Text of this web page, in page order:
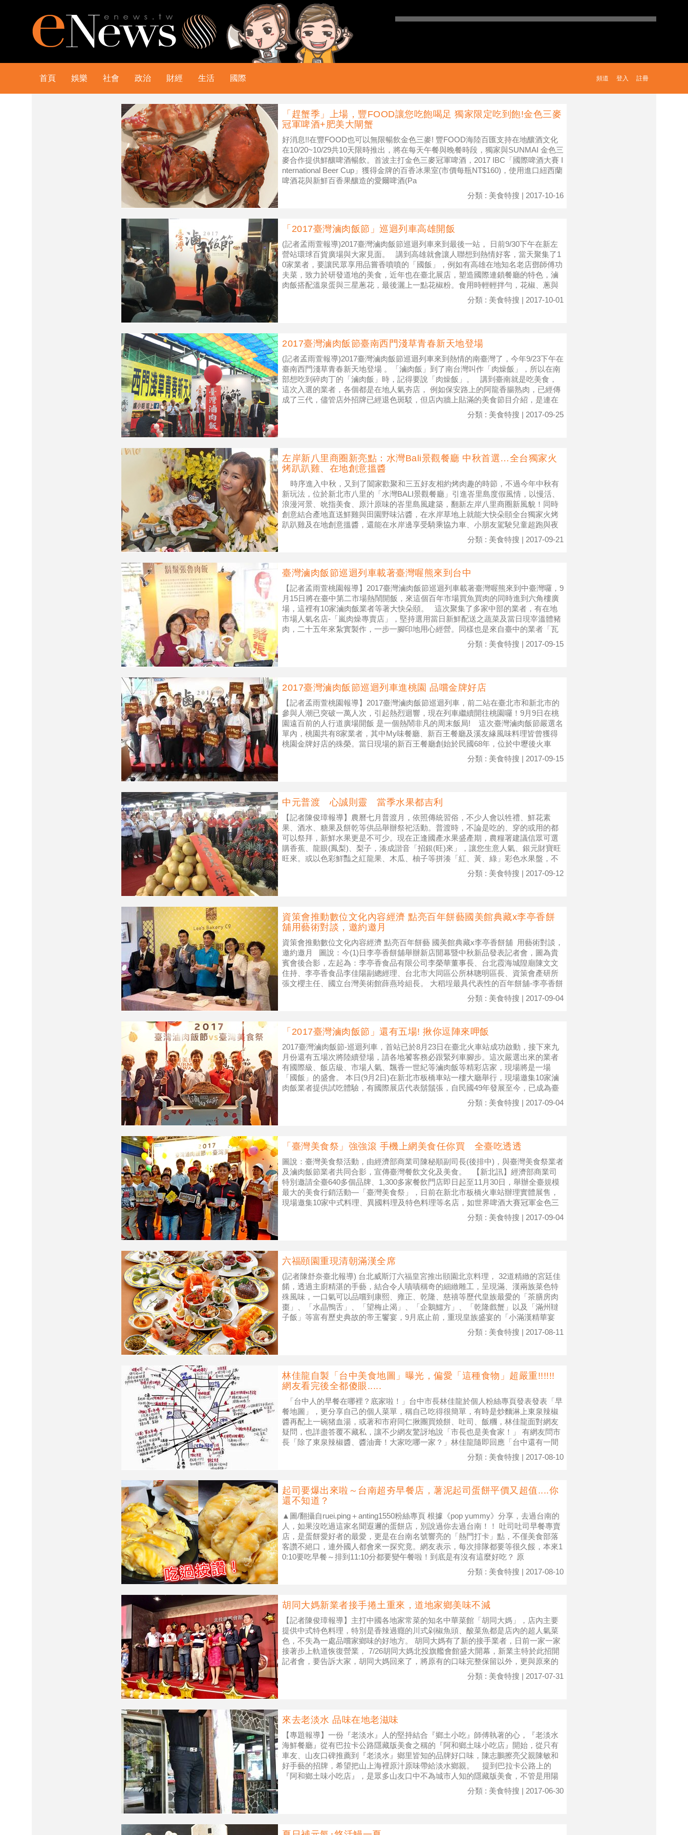
首頁 娛樂 社會 政治 財經 生活 國際 註冊
登入
頻道
「趕蟹季」上場，豐FOOD讓您吃飽喝足 獨家限定吃到飽!金色三麥
冠軍啤酒+肥美大閘蟹
好消息!!在豐FOOD也可以無限暢飲金色三麥! 豐FOOD海陸百匯支持在地釀酒文化
在10/20~10/29共10天限時推出，將在每天午餐與晚餐時段，獨家與SUNMAI 金色三
麥合作提供鮮釀啤酒暢飲。首波主打金色三麥冠軍啤酒，2017 IBC「國際啤酒大賽 I
nternational Beer Cup」獲得金牌的百香冰果室(市價每瓶NT$160)，使用進口紐西蘭
啤酒花與新鮮百香果釀造的愛爾啤酒(Pa
分類 : 美食特搜 | 2017-10-16
「2017臺灣滷肉飯節」巡迴列車高雄開飯
(記者孟雨萱報導)2017臺灣滷肉飯節巡迴列車來到最後一站， 日前9/30下午在新左
營站環球百貨廣場與大家見面。 講到高雄就會讓人聯想到熱情好客，當天聚集了1
0家業者，要讓民眾享用品嘗香噴噴的「國飯」，例如有高雄在地知名老店鄧師傅功
夫菜，致力於研發道地的美食，近年也在臺北展店，塑造國際連鎖餐廳的特色，滷
肉飯搭配溫泉蛋與三星蔥花，最後灑上一點花椒粉。食用時輕輕拌勻，花椒、蔥與
分類 : 美食特搜 | 2017-10-01
2017臺灣滷肉飯節臺南西門淺草青春新天地登場
(記者孟雨萱報導)2017臺灣滷肉飯節巡迴列車來到熱情的南臺灣了，今年9/23下午在
臺南西門淺草青春新天地登場 。「滷肉飯」到了南台灣叫作「肉燥飯」，所以在南
部想吃到碎肉丁的「滷肉飯」時，記得要說「肉燥飯」。 講到臺南就是吃美食，
這次入選的業者，各個都是在地人氣夯店， 例如保安路上的阿龍香腸熟肉，已經傳
成了三代，儘管店外招牌已經退色斑駁，但店內牆上貼滿的美食節目介紹，是連在
分類 : 美食特搜 | 2017-09-25
左岸新八里商圈新亮點：水灣Bali景觀餐廳 中秋首選…全台獨家火
烤趴趴雞、在地創意搵醬
時序進入中秋，又到了闔家歡聚和三五好友相約烤肉趣的時節，不過今年中秋有
新玩法，位於新北市八里的「水灣BALI景觀餐廳」引進峇里島度假風情，以慢活、
浪漫河景、吮指美食、原汁原味的峇里島風建築，翻新左岸八里商圈新風貌！同時
創意結合產地直送鮮雞與田園野味沾醬，在水岸草地上就能大快朵頤全台獨家火烤
趴趴雞及在地創意搵醬，還能在水岸邊享受騎乘協力車、小朋友駕駛兒童超跑與夜
分類 : 美食特搜 | 2017-09-21
臺灣滷肉飯節巡迴列車載著臺灣喔熊來到台中
【記者孟雨萱桃園報導】2017臺灣滷肉飯節巡迴列車載著臺灣喔熊來到中臺灣囉，9
月15日將在臺中第二市場熱鬧開飯，來這個百年市場買魚買肉的同時進到六角樓廣
場，這裡有10家滷肉飯業者等著大快朵頤。 這次聚集了多家中部的業者，有在地
市場人氣名店-「嵐肉燥專賣店」，堅持選用當日新鮮配送之蔬菜及當日現宰溫體豬
肉，二十五年來紮實製作，一步一腳印地用心經營。同樣也是來自臺中的業者「瓦
分類 : 美食特搜 | 2017-09-15
2017臺灣滷肉飯節巡迴列車進桃園 品嚐金牌好店
【記者孟雨萱桃園報導】2017臺灣滷肉飯節巡迴列車，前二站在臺北市和新北市的
參與人潮已突破一萬人次，引起熱烈迴響，現在列車繼續開往桃園囉！9月9日在桃
園遠百前的人行道廣場開飯 是一個熱鬧非凡的周末飯局! 這次臺灣滷肉飯節嚴選名
單內，桃園共有8家業者，其中My味餐廳、新百王餐廳及溪友緣風味料理皆曾獲得
桃園金牌好店的殊榮。當日現場的新百王餐廳創始於民國68年，位於中壢後火車
分類 : 美食特搜 | 2017-09-15
中元普渡 心誠則靈 當季水果都吉利
【記者陳俊璋報導】農曆七月普渡月，依照傳統習俗，不少人會以牲禮、鮮花素
果、酒水、糖果及餅乾等供品舉辦祭祀活動。普渡時，不論是吃的、穿的或用的都
可以祭拜，新鮮水果更是不可少。現在正逢國產水果盛產期，農糧署建議信眾可選
購香蕉、龍眼(鳳梨)、梨子，湊成諧音「招銀(旺)來」，讓您生意人氣、銀元財寶旺
旺來。或以色彩鮮豔之紅龍果、木瓜、柚子等拼湊「紅、黃、綠」彩色水果盤，不
分類 : 美食特搜 | 2017-09-12
資策會推動數位文化內容經濟 點亮百年餅藝國美館典藏x李亭香餅
舖用藝術對談，邀約邀月
資策會推動數位文化內容經濟 點亮百年餅藝 國美館典藏x李亭香餅舖 用藝術對談，
邀約邀月 圖說：今(1)日李亭香餅舖舉辦新店開幕暨中秋新品發表記者會，圖為貴
賓會後合影，左起為：李亭香食品有限公司李榮華董事長、台北霞海城隍廟陳文文
住持、李亭香食品李佳陽副總經理、台北市大同區公所林聰明區長、資策會產研所
張文櫻主任、國立台灣美術館薛燕玲組長。 大稻埕最具代表性的百年餅舖-李亭香餅
分類 : 美食特搜 | 2017-09-04
「2017臺灣滷肉飯節」還有五場! 揪你逗陣來呷飯
2017臺灣滷肉飯節-巡迴列車，首站已於8月23日在臺北火車站成功啟動，接下來九
月份還有五場次將陸續登場，請各地饕客務必跟緊列車腳步。這次嚴選出來的業者
有國際級、飯店級、市場人氣、飄香一世紀等滷肉飯等精彩店家，現場將是一場
「國飯」的盛會。 本日(9月2日)在新北市板橋車站一樓大廳舉行，現場邀集10家滷
肉飯業者提供試吃體驗，有國際展店代表鬍鬚張，自民國49年發展至今，已成為臺
分類 : 美食特搜 | 2017-09-04
「臺灣美食祭」強強滾 手機上網美食任你買 全臺吃透透
圖說：臺灣美食祭活動，由經濟部商業司陳秘順副司長(後排中)，與臺灣美食祭業者
及滷肉飯節業者共同合影，宣傳臺灣餐飲文化及美食。 【新北訊】經濟部商業司
特別邀請全臺640多個品牌、1,300多家餐飲門店即日起至11月30日，舉辦全臺規模
最大的美食行銷活動—「臺灣美食祭」，日前在新北市板橋火車站辦理實體展售，
現場邀集10家中式料理、異國料理及特色料理等名店，如世界啤酒大賽冠軍金色三
分類 : 美食特搜 | 2017-09-04
六福頤園重現清朝滿漢全席
(記者陳舒奈臺北報導) 台北威斯汀六福皇宮推出頤園北京料理， 32道精緻的宮廷佳
餚，透過主廚精湛的手藝，結合令人嘖嘖稱奇的細緻雕工，呈現滿、漢兩族菜色特
殊風味，一口氣可以品嚐到康熙、雍正、乾隆、慈禧等歷代皇族最愛的「茶膳房肉
棗」、「水晶鴨舌」、「望梅止渴」、「企鵝鱷方」、「乾隆戲蟹」以及「滿州韃
子飯」等富有歷史典故的帝王饗宴，9月底止前，重現皇族盛宴的「小滿漢精華宴
分類 : 美食特搜 | 2017-08-11
林佳龍自製「台中美食地圖」曝光，偏愛「這種食物」超嚴重!!!!!!
網友看完後全都傻眼.....
「台中人的早餐在哪裡？底家啦！」台中市長林佳龍於個人粉絲專頁發表發表「早
餐地圖」，更分享自己的個人菜單，稱自己吃得很簡單，有時是炒麵淋上東泉辣椒
醬再配上一碗猪血湯，或著和市府同仁揪團買燒餅、吐司、飯糰，林佳龍面對網友
疑問，也詳盡答覆不藏私，讓不少網友驚訝地說「市長也是美食家！」 有網友問市
長「除了東泉辣椒醬、醬油膏！大家吃哪一家？」林佳龍隨即回應「台中還有一間
分類 : 美食特搜 | 2017-08-10
起司要爆出來啦～台南超夯早餐店，薯泥起司蛋餅平價又超值....你
還不知道？
▲圖/翻攝自ruei.ping＋anting1550粉絲專頁 根據《pop yummy》分享，去過台南的
人，如果沒吃過這家名聞遐邇的蛋餅店，別說過你去過台南！！ 吐司吐司早餐專賣
店，是蛋餅愛好者的最愛，更是在台南名號響亮的「熱門打卡」點，不僅美食部落
客讚不絕口，連外國人都會來一探究竟。網友表示，每次排隊都要等很久餒，本來1
0:10要吃早餐～排到11:10分都要變午餐啦！到底是有沒有這麼好吃？ 原
分類 : 美食特搜 | 2017-08-10
胡同大媽新業者接手捲土重來，道地家鄉美味不減
【記者陳俊璋報導】主打中國各地家常菜的知名中華菜館「胡同大媽」，店內主要
提供中式特色料理，特別是香辣過癮的川式剁椒魚頭、酸菜魚都是店內的超人氣菜
色，不失為一處品嚐家鄉味的好地方。 胡同大媽有了新的接手業者，日前一家一家
接著步上軌道恢復營業， 7/26胡同大媽北投旗艦會館盛大開幕，新業主特於此招開
記者會，要告訴大家，胡同大媽回來了，將原有的口味完整保留以外，更與原來的
分類 : 美食特搜 | 2017-07-31
來去老淡水 品味在地老滋味
【專題報導】一份『老淡水』人的堅持結合『鄉土小吃』師傅執著的心，『老淡水
海鮮餐廳』從有巴拉卡公路隱藏版美食之稱的『阿和鄉土味小吃店』開始，從只有
車友、山友口碑推薦到『老淡水』鄉里皆知的品牌好口味，陳志鵬擦亮父親陳敏和
好手藝的招牌，希望把山上海裡原汁原味帶給淡水鄉親。 提到巴拉卡公路上的
『阿和鄉土味小吃店』，是眾多山友口中不為城市人知的隱藏版美食，不管是用陽
分類 : 美食特搜 | 2017-06-30